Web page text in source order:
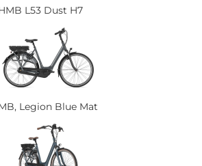
L53 Dust H7
Legion Blue Mat